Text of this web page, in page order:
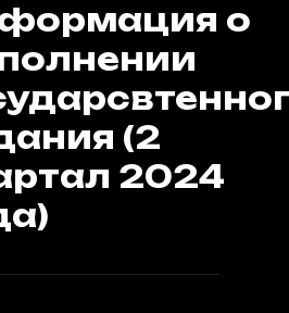
о
(2
2024